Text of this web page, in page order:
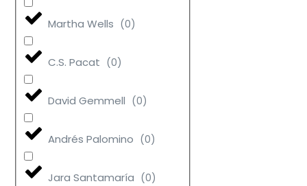
Martha Wells (0)
C.S. Pacat (0)
David Gemmell (0)
Andrés Palomino (0)
Jara Santamaría (0)